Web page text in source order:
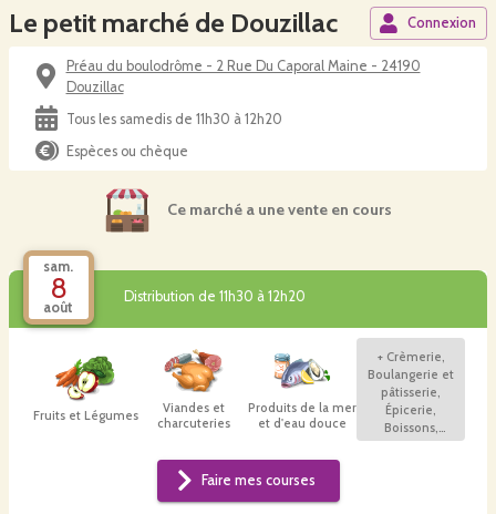
Le petit marché de Douzillac Connexion
Préau du boulodrôme - 2 Rue Du Caporal Maine - 24190
Douzillac
Tous les samedis de 11h30 à 12h20
Espèces ou chèque
Ce marché a une vente en cours
sam.
8
août
Distribution de 11h30 à 12h20
Fruits et Légumes
Viandes et
charcuteries
Produits de la mer
et d'eau douce
+ Crèmerie,
Boulangerie et
pâtisserie,
Épicerie,
Boissons,
Hygiène et bien-
Faire mes courses